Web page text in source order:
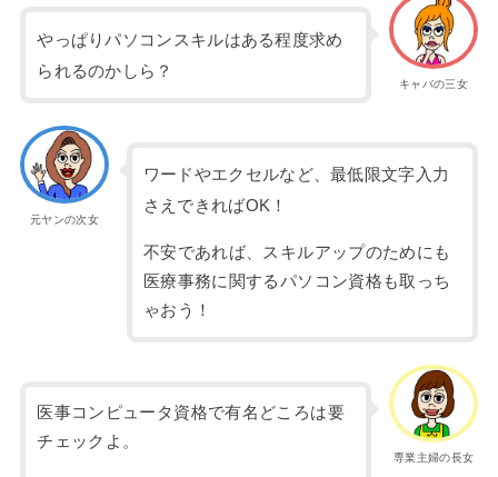
キャバの三女
やっぱりパソコンスキルはある程度求め
られるのかしら？
元ヤンの次女
ワードやエクセルなど、最低限文字入力
さえできればOK！
不安であれば、スキルアップのためにも
医療事務に関するパソコン資格も取っち
ゃおう！
専業主婦の長女
医事コンピュータ資格で有名どころは要
チェックよ。